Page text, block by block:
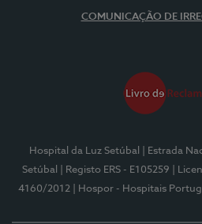
COMUNICAÇÃO DE
Hospital da Luz Setúbal
| Estrada
Setúbal
| Registo ERS - E105259
|
4160/2012
| Hospor - Hospitais